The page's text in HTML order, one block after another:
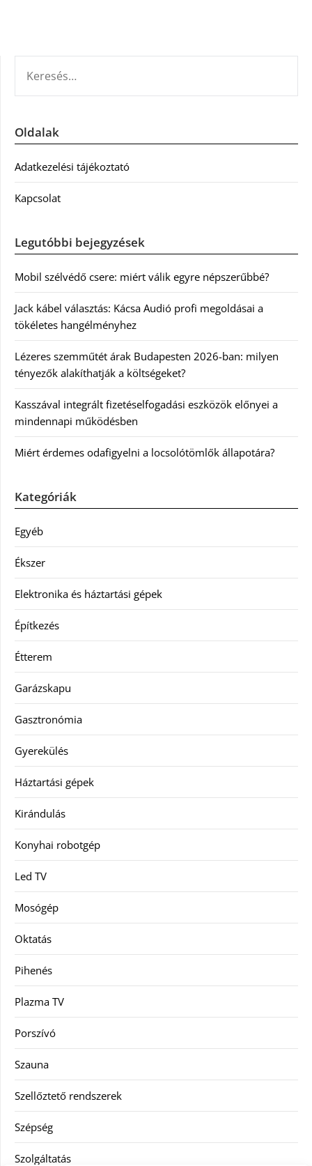
Oldalak
Adatkezelési tájékoztató
Kapcsolat
Legutóbbi bejegyzések
Mobil szélvédő csere: miért válik egyre népszerűbbé?
Jack kábel választás: Kácsa Audió profi megoldásai a
tökéletes hangélményhez
Lézeres szemműtét árak Budapesten 2026-ban: milyen
tényezők alakíthatják a költségeket?
Kasszával integrált fizetéselfogadási eszközök előnyei a
mindennapi működésben
Miért érdemes odafigyelni a locsolótömlők állapotára?
Kategóriák
Egyéb
Ékszer
Elektronika és háztartási gépek
Építkezés
Étterem
Garázskapu
Gasztronómia
Gyerekülés
Háztartási gépek
Kirándulás
Konyhai robotgép
Led TV
Mosógép
Oktatás
Pihenés
Plazma TV
Porszívó
Szauna
Szellőztető rendszerek
Szépség
Szolgáltatás